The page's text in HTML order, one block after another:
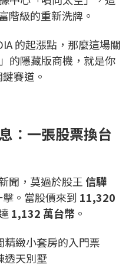
階級的重新洗牌。
的起漲點，那麼這場關
的隱藏版商機，就是你
賽道。
：一張股票換台
聞，莫過於股王信驊
。當股價來到 11,320
1,132 萬台幣 。
緻小套房的入門票
透天別墅